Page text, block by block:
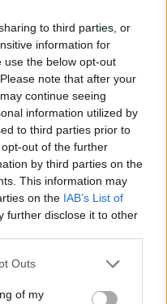
to third parties, or
information for
use the below opt-out
note that after your
continue seeing
information utilized by
to third parties prior to
out of the further
by third parties on the
This information may
on the IAB’s List of
further disclose it to other
one or more Google
You may click to
Outs
of my
Φαρσάλων, ήχησε
νομοσχέδιο που θα
ισραηλινά πλοία τη
Κολυμπάδα Σκύρου,
σήμερα; Πώς οι
του έρωτα